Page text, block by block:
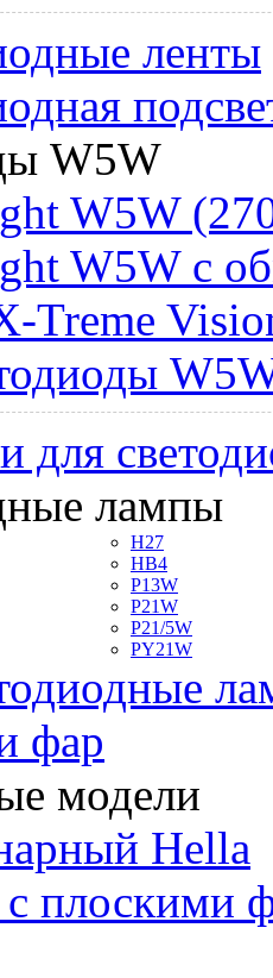
ленты
W5W
W5W
W5W с
Treme
для
лампы
H27
HB4
P13W
P21W
P21/5W
PY21W
фар
модели
Hella
плоскими